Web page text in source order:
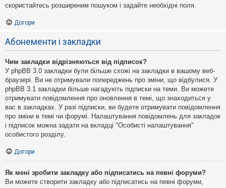
скористайтесь розширеним пошуком і задайте необхідні поля.
Догори
Абонементи і закладки
Чим закладки відрізняються від підписок?
У phpBB 3.0 закладки були більше схожі на закладки в вашому веб-
браузері. Ви не отримували попереджень про зміни, що відбулися. У
phpBB 3.1 закладки більше нагадують підписки на теми. Ви можете
отримувати повідомлення про оновлення в темі, що знаходиться у
вас в закладках. У разі підписки, ви будете отримувати повідомлення
про зміни в темі чи форумі. Налаштування повідомлень для закладок
і підписок можна задати на вкладці "Особисті налаштування"
особистого розділу.
Догори
Як мені зробити закладку або підписатись на певні форуми?
Ви можете створити закладку або підписатись на певні форуми,